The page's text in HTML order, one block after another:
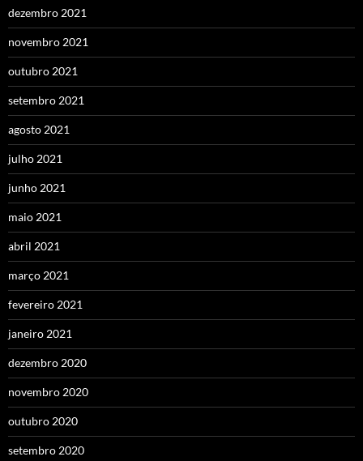
dezembro 2021
novembro 2021
outubro 2021
setembro 2021
agosto 2021
julho 2021
junho 2021
maio 2021
abril 2021
março 2021
fevereiro 2021
janeiro 2021
dezembro 2020
novembro 2020
outubro 2020
setembro 2020